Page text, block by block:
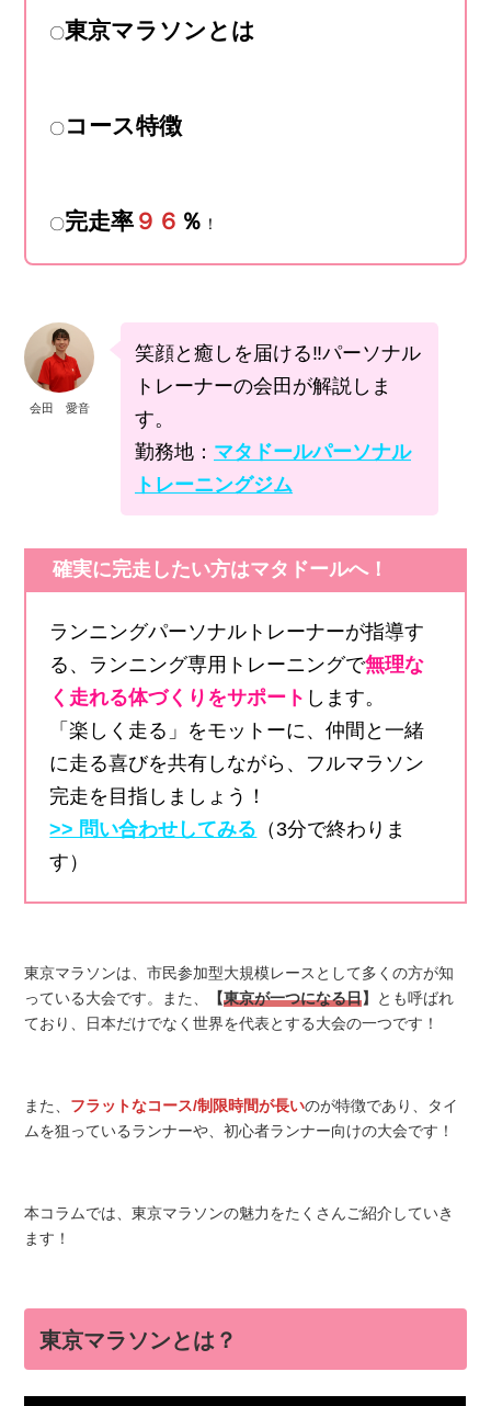
〇東京マラソンとは
〇コース特徴
〇完走率 ９６ ％ ！
会田 愛音
笑顔と癒しを届ける‼パーソナル
トレーナーの会田が解説しま
す。
勤務地： マタドールパーソナル
トレーニングジム
確実に完走したい方はマタドールへ！
ランニングパーソナルトレーナーが指導す
る、ランニング専用トレーニングで無理な
く走れる体づくりをサポート します。
「楽しく走る」をモットーに、仲間と一緒
に走る喜びを共有しながら、フルマラソン
完走を目指しましょう！
>> 問い合わせしてみる （3分で終わりま
す）
東京マラソンは、市民参加型大規模レースとして多くの方が知
っている大会です。また、
【東京が一つになる日】 とも呼ばれ
ており、日本だけでなく世界を代表とする大会の一つです！
また、 フラットなコース/制限時間が長いのが特徴であり、タイ
ムを狙っているランナーや、初心者ランナー向けの大会です！
本コラムでは、東京マラソンの魅力をたくさんご紹介していき
ます！
東京マラソンとは？